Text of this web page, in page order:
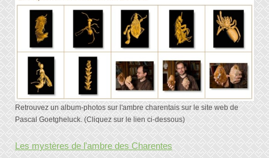
Retrouvez un album-photos sur l'ambre charentais sur le site web de
Pascal Goetgheluck. (Cliquez sur le lien ci-dessous)
Les mystères de l'ambre des Charentes